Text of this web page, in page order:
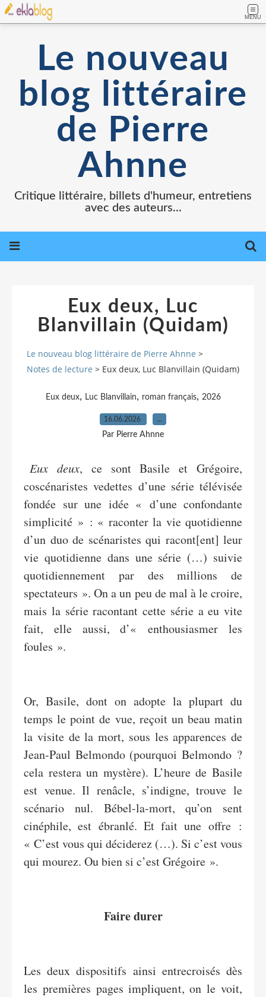
MENU
Le nouveau
blog littéraire
de Pierre
Ahnne
Critique littéraire, billets d'humeur, entretiens
avec des auteurs...
Eux deux, Luc
Blanvillain (Quidam)
Le nouveau blog littéraire de Pierre Ahnne >
Notes de lecture > Eux deux, Luc Blanvillain (Quidam)
Eux deux, Luc Blanvillain, roman français, 2026
16.06.2026 …
Par Pierre Ahnne
Eux deux, ce sont Basile et Grégoire,
coscénaristes vedettes d’une série télévisée
fondée sur une idée « d’une confondante
simplicité » : « raconter la vie quotidienne
d’un duo de scénaristes qui racont[ent] leur
vie quotidienne dans une série (…) suivie
quotidiennement par des millions de
spectateurs ». On a un peu de mal à le croire,
mais la série racontant cette série a eu vite
fait, elle aussi, d’« enthousiasmer les
foules ».
Or, Basile, dont on adopte la plupart du
temps le point de vue, reçoit un beau matin
la visite de la mort, sous les apparences de
Jean-Paul Belmondo (pourquoi Belmondo ?
cela restera un mystère). L’heure de Basile
est venue. Il renâcle, s’indigne, trouve le
scénario nul. Bébel-la-mort, qu’on sent
cinéphile, est ébranlé. Et fait une offre :
« C’est vous qui déciderez (…). Si c’est vous
qui mourez. Ou bien si c’est Grégoire ».
Fairedurer
Les deux dispositifs ainsi entrecroisés dès
les premières pages impliquent, on le voit,